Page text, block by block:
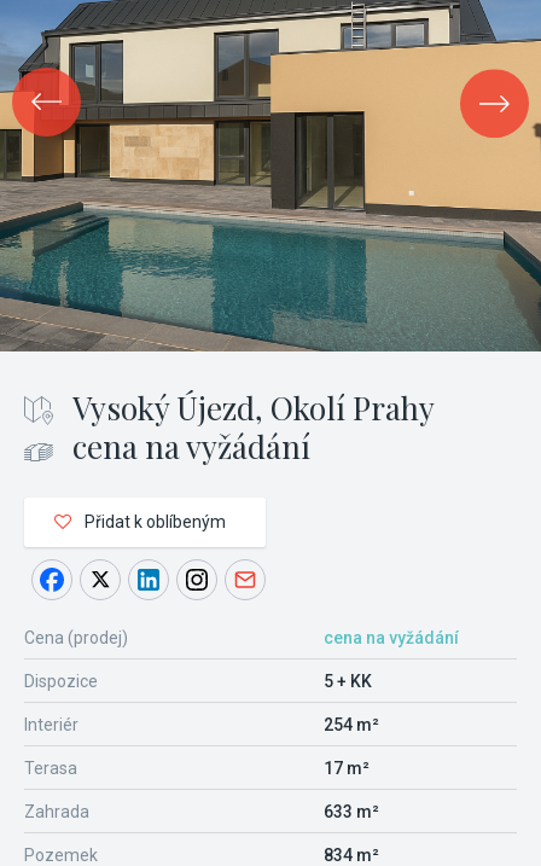
Vysoký Újezd, Okolí Prahy
cena na vyžádání
Přidat k oblíbeným
Cena (prodej) cena na vyžádání
Dispozice 5 + KK
Interiér 254 m²
Terasa 17 m²
Zahrada 633 m²
Pozemek 834 m²